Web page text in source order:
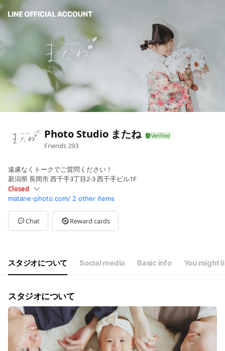
Photo Studio またね
Friends293
遠慮なくトークでご質問ください！
新潟県 長岡市 西千手3丁目2-3 西千手ビル1F
Closed
SunClosed
Mon09:00 - 17:30
Tue09:00 - 17:30
WedClosed
09:00 - 17:30
日曜日は不定期で営業しております。お問い合わせください。
matane-photo.com/ 2 other items
Chat Reward cards
スタジオについて Social media Basic info You might
スタジオについて